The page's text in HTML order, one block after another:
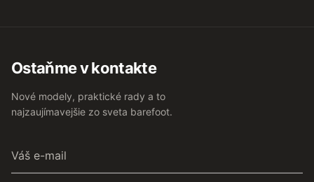
Ostaňme v kontakte
Nové modely, praktické rady a to
najzaujímavejšie zo sveta barefoot.
e-
mail